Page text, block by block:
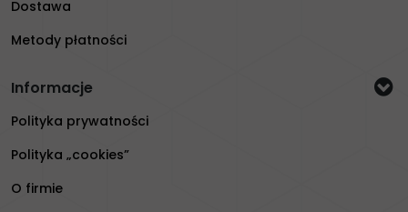
Dostawa
Metody płatności
Informacje
Polityka prywatności
Polityka „cookies”
O firmie